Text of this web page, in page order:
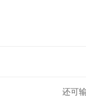
还可